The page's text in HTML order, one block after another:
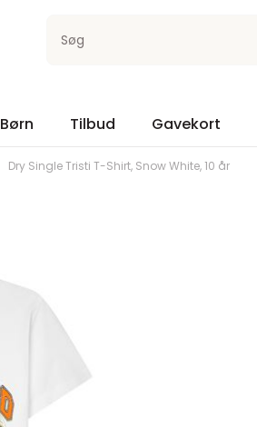
Søg
Børn Tilbud Gavekort
Dry Single Tristi T-Shirt, Snow White, 10 år